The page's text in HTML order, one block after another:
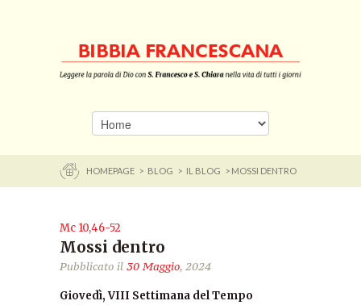
HOMEPAGE > BLOG > IL BLOG > MOSSI DENTRO
Mc 10,46-52
Mossi dentro
Pubblicato il 30 Maggio, 2024
Giovedì, VIII Settimana del Tempo